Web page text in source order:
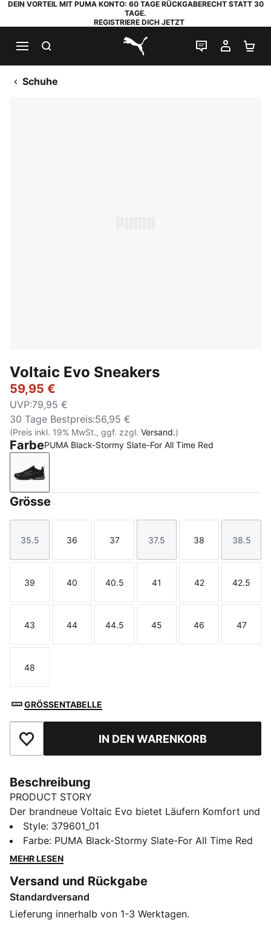
DEIN VORTEIL MIT PUMA KONTO: 60 TAGE RÜCKGABERECHT STATT 30
TAGE.
REGISTRIERE DICH JETZT
PUMA.com
LIVE-CHAT
MEIN
Schuhe
Voltaic Evo Sneakers
59,95 €
UVP:79,95 €
30 Tage Bestpreis:56,95 €
(Preis inkl. 19% MwSt., ggf. zzgl. Versand.)
FarbePUMA Black-Stormy Slate-For All Time Red
PUMA Black-Stormy Slate-For All Time Red
Grösse
Größe
35.5
Größe
36
Größe
37
Größe
37.5
Größe
38
Größe
38.5
Größe
39
Größe
40
Größe
40.5
Größe
41
Größe
42
Größe
42.5
Größe
43
Größe
44
Größe
44.5
Größe
45
Größe
46
Größe
47
Größe
48
GRÖSSENTABELLE
Zu Favoriten hinzufügenIN DEN WARENKORB
Beschreibung
PRODUCT STORY
Der brandneue Voltaic Evo bietet Läufern Komfort und
Traktion, ohne dabei Kompromisse beim Style
einzugehen. Der Voltaic hat eine Zwischensohle mit
der 10 Cell Technologie von PUMA für Komfort und
FEATURES + VORTEILE
SOFTFOAM+: Bequeme Innensohle mit Step-in-
Komfort, die dank der extradicken Ferse für eine
Style: 379601_01
Farbe: PUMA Black-Stormy Slate-For All Time Red
MEHR LESEN
Versand und Rückgabe
Standardversand
Lieferung innerhalb von 1-3 Werktagen.